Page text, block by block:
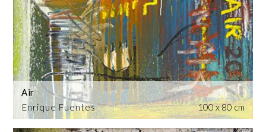
Enrique Fuentes
Air
100 x 80 cm